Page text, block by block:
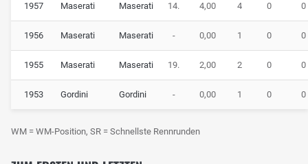
1957 Maserati Maserati 14. 4,00 4 0 0
1956 Maserati Maserati - 0,00 1 0 0
1955 Maserati Maserati 19. 2,00 2 0 0
1953 Gordini Gordini - 0,00 1 0 0
WM = WM-Position, SR = Schnellste Rennrunden